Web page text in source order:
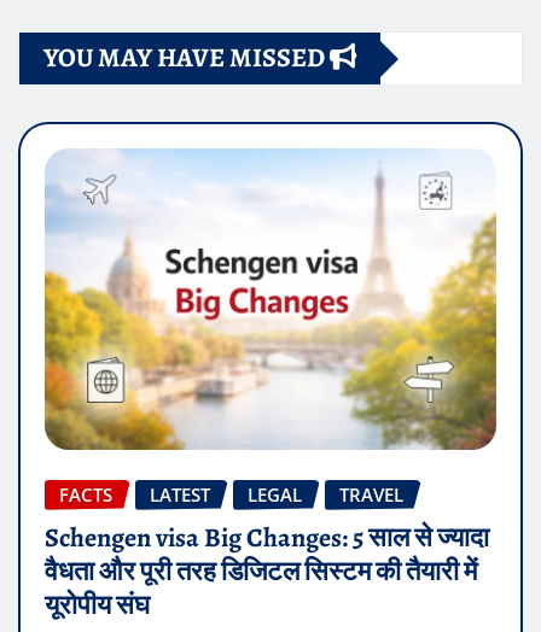
YOU MAY HAVE MISSED
FACTS LATEST LEGAL TRAVEL
Schengen visa Big Changes: 5 साल से ज्यादा
वैधता और पूरी तरह डिजिटल सिस्टम की तैयारी में
यूरोपीय संघ